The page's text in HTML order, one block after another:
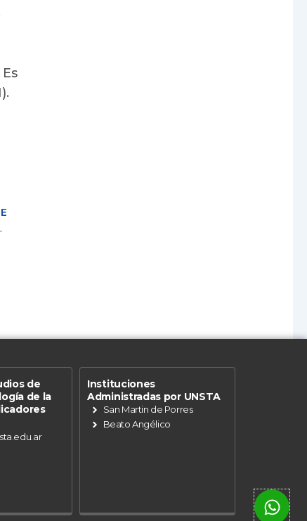
alumnos”
de
de la
Instituciones
Administradas por UNSTA
San Martin de Porres
Beato Angélico